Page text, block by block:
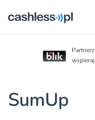
Partnerzy
wspierający
SumUp